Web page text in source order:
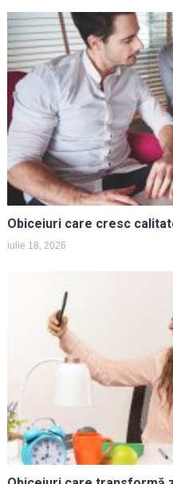
Obiceiuri care cresc
iulie 18, 2026